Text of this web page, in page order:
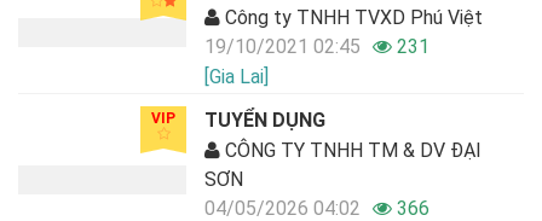
Công ty TNHH TVXD Phú Việt
19/10/2021 02:45
231
[Gia Lai]
VIP
TUYỂN DỤNG
CÔNG TY TNHH TM & DV ĐẠI
SƠN
04/05/2026 04:02
366